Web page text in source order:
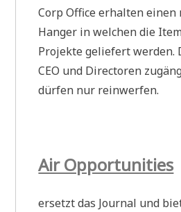
Corp Office erhalten einen
Hanger in welchen die
Projekte geliefert werden.
CEO und Directoren
dürfen nur reinwerfen.
Air Opportunities
ersetzt das Journal und